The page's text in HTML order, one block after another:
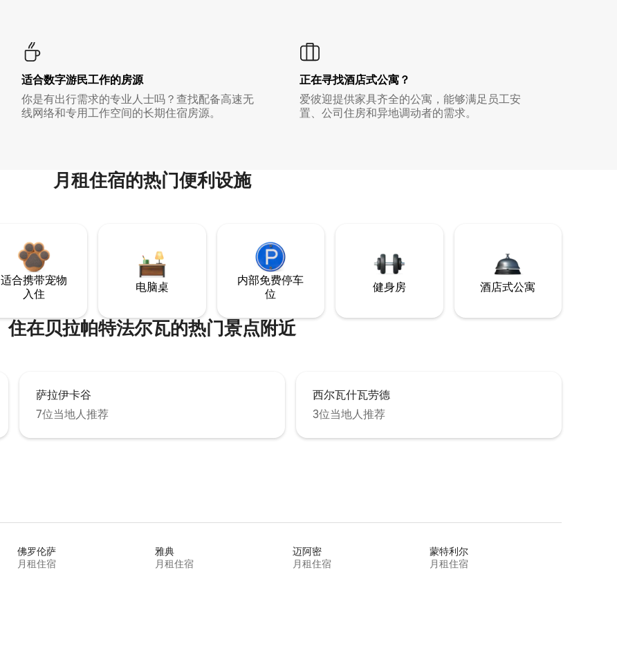
适合数字游民工作的房源
你是有出行需求的专业人士吗？查找配备高速无
线网络和专用工作空间的长期住宿房源。
正在寻找酒店式公寓？
爱彼迎提供家具齐全的公寓，能够满足员工安
置、公司住房和异地调动者的需求。
月租住宿的热门便利设施
适合携带宠物
入住
电脑桌
内部免费停车
位
健身房 酒店式公寓
住在贝拉帕特法尔瓦的热门景点附近
萨拉伊卡谷
7位当地人推荐
西尔瓦什瓦劳德
3位当地人推荐
佛罗伦萨
月租住宿
雅典
月租住宿
迈阿密
月租住宿
蒙特利尔
月租住宿